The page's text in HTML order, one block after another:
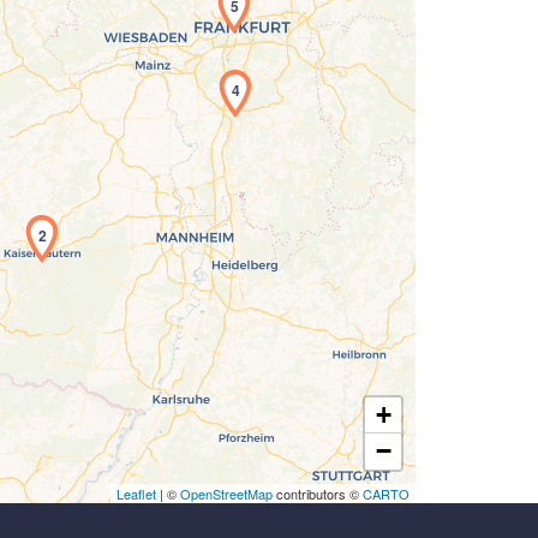
Laden der Karte...
2
4
5
+
−
Leaflet | ©OpenStreetMapcontributors ©CARTO